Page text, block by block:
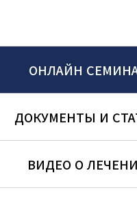
ОНЛАЙН
ДОКУМЕНТЫ И
ВИДЕО О